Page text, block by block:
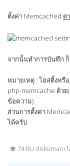
ตั้งค่า Memcached ต
จากนั้นทำการบันทึก ก็
หมายเหตุ : โฮสติ้งหรื
php-memcache ด้ว
ข้อความ)
ส่วนการตั้งค่า
ได้ครับ
74 Bu dökümanı